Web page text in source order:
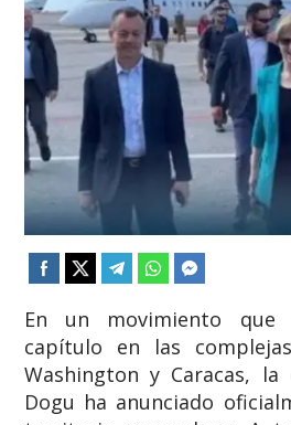
En un movimiento que
capítulo en las
Washington y Caracas, la
Dogu ha anunciado